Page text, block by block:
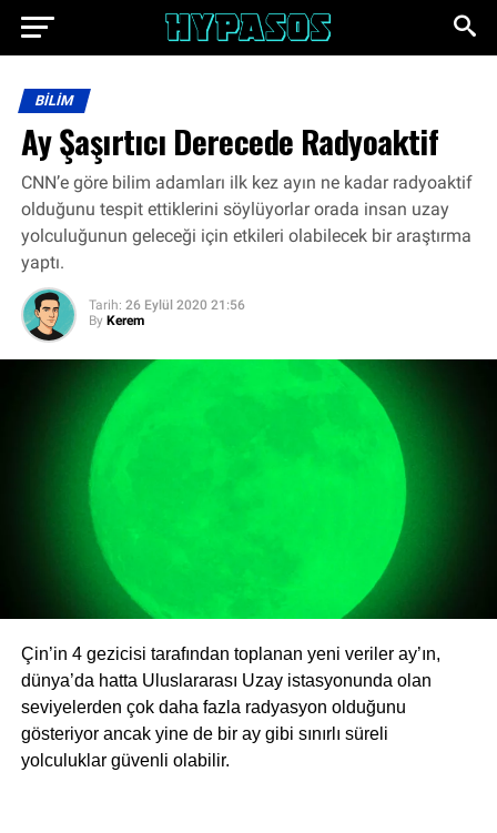
BILIM
Ay Şaşırtıcı Derecede Radyoaktif
CNN’e göre bilim adamları ilk kez ayın ne kadar radyoaktif
olduğunu tespit ettiklerini söylüyorlar orada insan uzay
yolculuğunun geleceği için etkileri olabilecek bir araştırma
yaptı.
Tarih: 26 Eylül 2020 21:56
By Kerem
Çin’in 4 gezicisi tarafından toplanan yeni veriler ay’ın,
dünya’da hatta Uluslararası Uzay istasyonunda olan
seviyelerden çok daha fazla radyasyon olduğunu
gösteriyor ancak yine de bir ay gibi sınırlı süreli
yolculuklar güvenli olabilir.